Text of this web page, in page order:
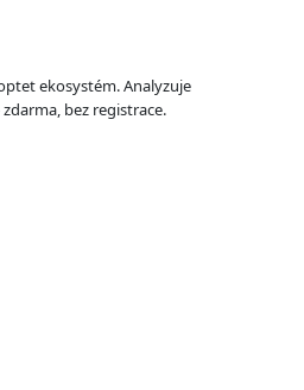
ekosystém. Analyzuje
bez registrace.